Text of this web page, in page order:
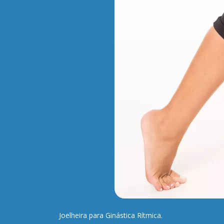
Joelheira para Ginástica Rítmica.